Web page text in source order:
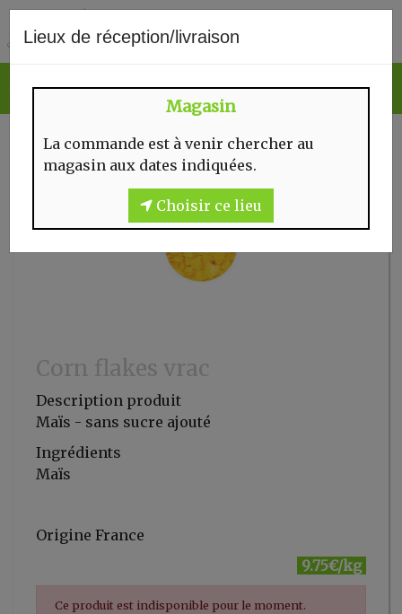
Lieux de réception/livraison
Magasin
La commande est à venir chercher au
magasin aux dates indiquées.
Choisir ce lieu
Corn flakes vrac
Description produit
Maïs - sans sucre ajouté
Ingrédients
Maïs
Origine France
9.75€/kg
Ce produit est indisponible pour le moment.